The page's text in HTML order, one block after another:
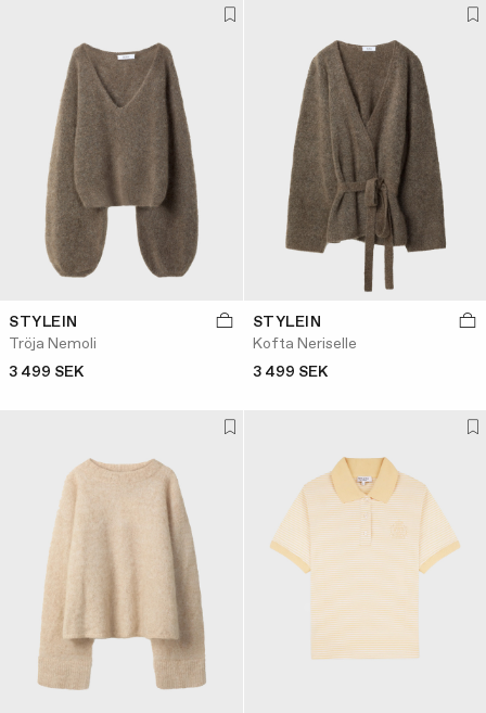
STYLEIN
Tröja Nemoli
3 499 SEK
STYLEIN
Kofta Neriselle
3 499 SEK